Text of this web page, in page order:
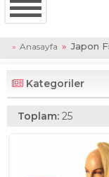
Anasayfa Japon
Kategoriler
Toplam: 25